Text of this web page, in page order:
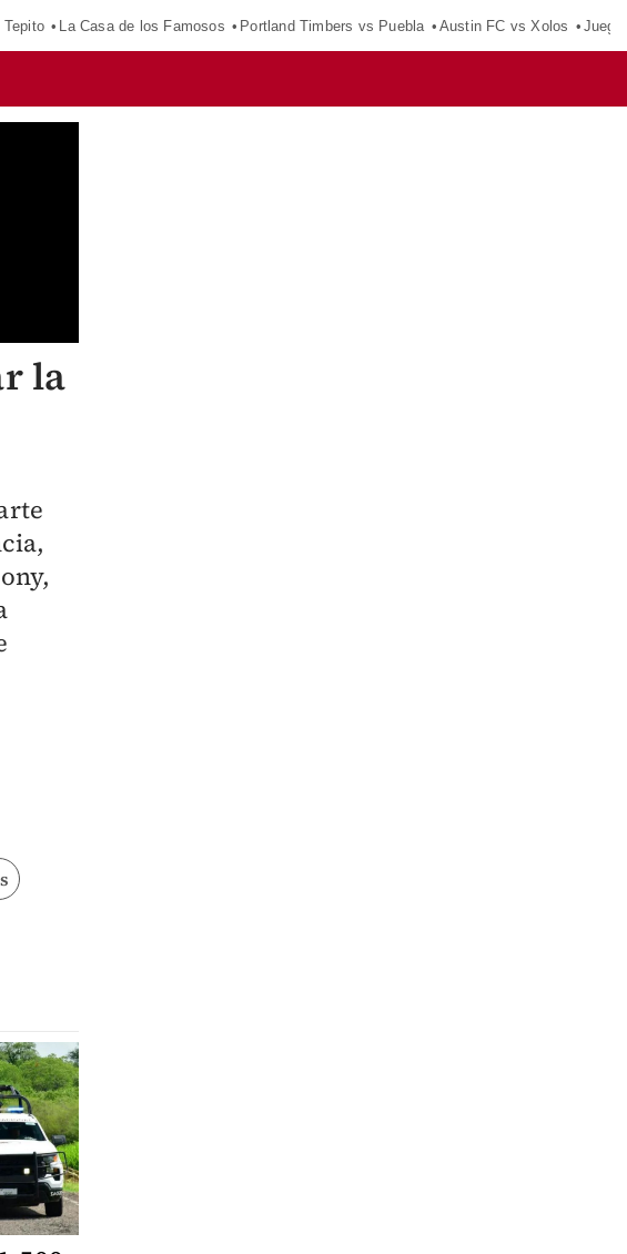
Tepito La Casa de los Famosos Portland Timbers vs Puebla Austin FC vs Xolos
la